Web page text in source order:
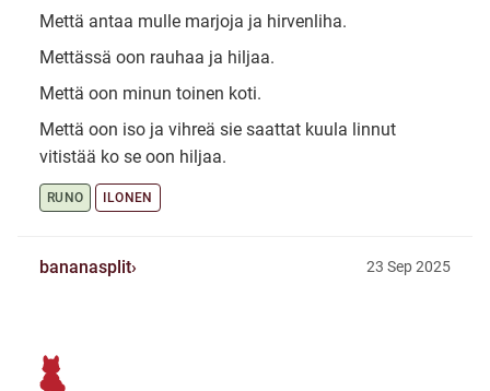
Mettä antaa mulle marjoja ja hirvenliha.
Mettässä oon rauhaa ja hiljaa.
Mettä oon minun toinen koti.
Mettä oon iso ja vihreä sie saattat kuula linnut
vitistää ko se oon hiljaa.
RUNO ILONEN
bananasplit 23 Sep 2025